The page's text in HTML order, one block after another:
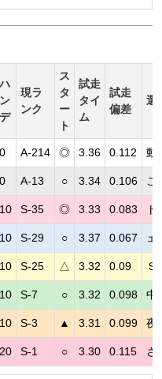
ハ
ン
デ
現ラ
ンク
ス
タ
ー
ト
試走
タイ
ム
試走
偏差
選
0 A-214 ◎ 3.36 0.112 動
0 A-13 ○ 3.34 0.106 こ
10 S-35 ◎ 3.33 0.083
10 S-29 ○ 3.37 0.067 ェ
10 S-25 △ 3.32 0.09 Ｓ
10 S-7 ○ 3.32 0.098 中
10 S-3 ▲ 3.31 0.099 夜
20 S-1 ○ 3.30 0.115 さ